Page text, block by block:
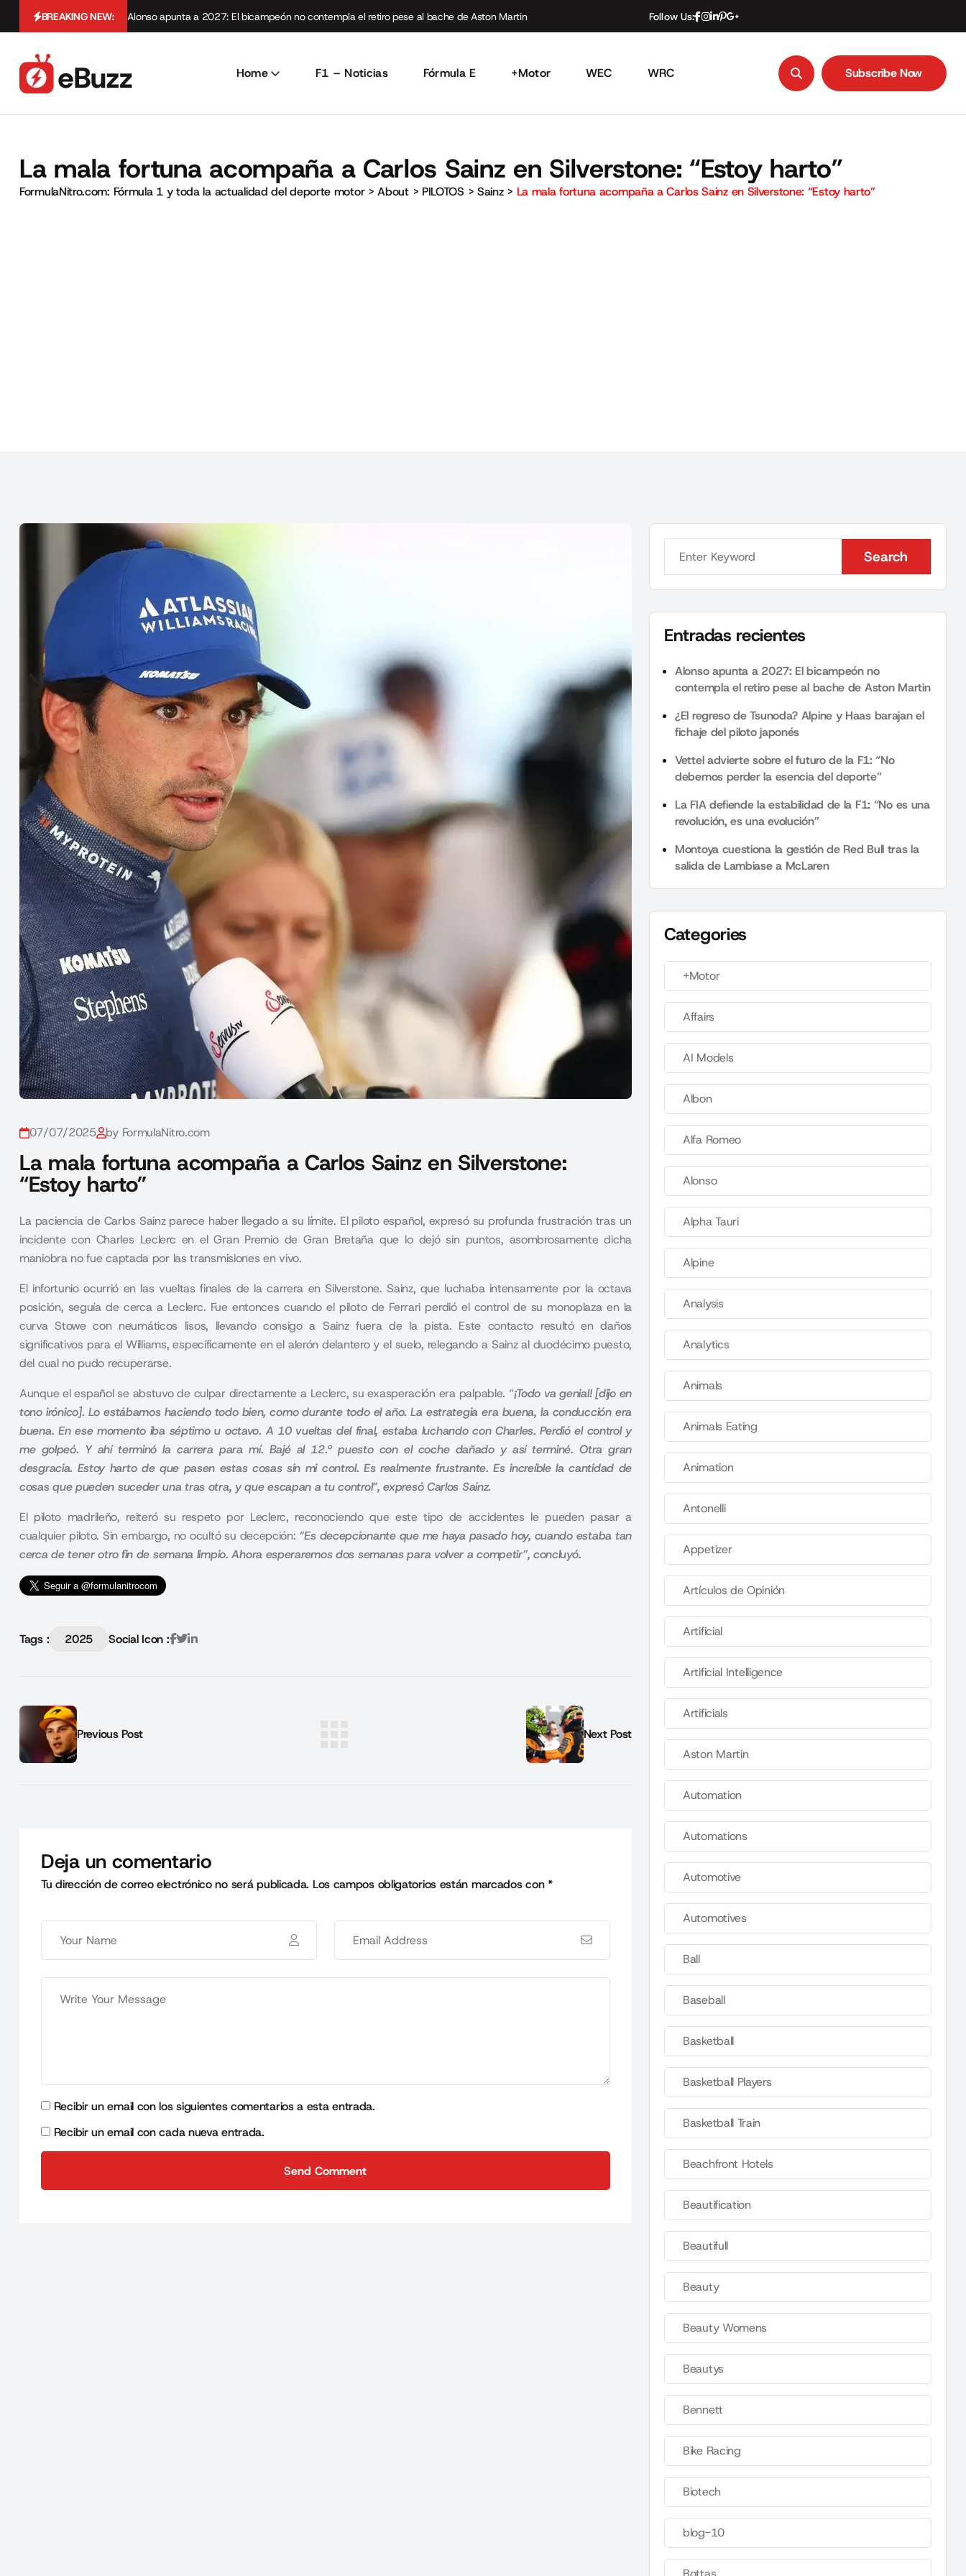
BREAKING NEW: Alonso apunta a 2027: El bicampeón no contempla el retiro pese al bache de Aston Martin Follow Us:
Home F1 – Noticias Fórmula E +Motor WEC WRC Subscribe Now
La mala fortuna acompaña a Carlos Sainz en Silverstone: “Estoy harto”
FormulaNitro.com: Fórmula 1 y toda la actualidad del deporte motor>About> PILOTOS > Sainz> La mala fortuna acompaña a Carlos Sainz en Silverstone: “Estoy harto”
07/07/2025 by FormulaNitro.com
La mala fortuna acompaña a Carlos Sainz en Silverstone:
“Estoy harto”
La paciencia de Carlos Sainz parece haber llegado a su límite. El piloto español, expresó su profunda frustración tras un
incidente con Charles Leclerc en el Gran Premio de Gran Bretaña que lo dejó sin puntos, asombrosamente dicha
maniobra no fue captada por las transmisiones en vivo.
El infortunio ocurrió en las vueltas finales de la carrera enSilverstone. Sainz, que luchaba intensamente por la octava
posición, seguía de cerca a Leclerc. Fue entonces cuando el piloto de Ferrari perdió el control de su monoplaza en la
curva Stowe con neumáticos lisos, llevando consigo a Sainz fuera de la pista. Este contacto resultó en daños
significativos para el Williams, específicamente en el alerón delantero y el suelo, relegando a Sainz al duodécimo puesto,
del cual no pudo recuperarse.
Aunque el español se abstuvo de culpar directamente a Leclerc, su exasperación era palpable. “¡Todo va genial! [dijo en
tono irónico]. Lo estábamos haciendo todo bien, como durante todo el año. La estrategia era buena, la conducción era
buena. En ese momento iba séptimo u octavo. A 10 vueltas del final, estaba luchando con Charles. Perdió el control y
me golpeó. Y ahí terminó la carrera para mí. Bajé al 12.º puesto con el coche dañado y así terminé. Otra gran
desgracia. Estoy harto de que pasen estas cosas sin mi control. Es realmente frustrante. Es increíble la cantidad de
cosas que pueden suceder una tras otra, y que escapan a tu control”, expresó Carlos Sainz.
El piloto madrileño, reiteró su respeto por Leclerc, reconociendo que este tipo de accidentes le pueden pasar a
cualquier piloto. Sin embargo, no ocultó su decepción: “Es decepcionante que me haya pasado hoy, cuando estaba tan
cerca de tener otro fin de semana limpio. Ahora esperaremos dos semanas para volver a competir”, concluyó.
Tags : 2025 Social Icon :
Previous Post Next Post
Deja un comentario
Tu dirección de correo electrónico no será publicada. Los campos obligatorios están marcados con*
Recibir un email con los siguientes comentarios a esta entrada.
Recibir un email con cada nueva entrada.
Send Comment
Search
Search
Entradas recientes
Alonso apunta a 2027: El bicampeón no
contempla el retiro pese al bache de Aston Martin
¿El regreso de Tsunoda? Alpine y Haas barajan el
fichaje del piloto japonés
Vettel advierte sobre el futuro de la F1: “No
debemos perder la esencia del deporte”
La FIA defiende la estabilidad de la F1: “No es una
revolución, es una evolución”
Montoya cuestiona la gestión de Red Bull tras la
salida de Lambiase a McLaren
Categories
+Motor
Affairs
AI Models
Albon
Alfa Romeo
Alonso
Alpha Tauri
Alpine
Analysis
Analytics
Animals
Animals Eating
Animation
Antonelli
Appetizer
Artículos de Opinión
Artificial
Artificial Intelligence
Artificials
Aston Martin
Automation
Automations
Automotive
Automotives
Ball
Baseball
Basketball
Basketball Players
Basketball Train
Beachfront Hotels
Beautification
Beautifull
Beauty
Beauty Womens
Beautys
Bennett
Bike Racing
Biotech
blog-10